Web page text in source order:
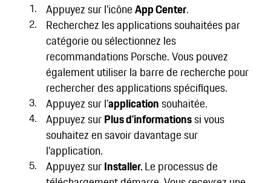
Appuyez sur l'icôneApp Center.
Recherchez les applications souhaitées par
catégorie ou sélectionnez les
recommandations Porsche. Vous pouvez
également utiliser la barre de recherche pour
rechercher des applications spécifiques.
Appuyez sur l'applicationsouhaitée.
Appuyez surPlus d'informationssi vous
souhaitez en savoir davantage sur
l'application.
Appuyez surInstaller.Le processus de